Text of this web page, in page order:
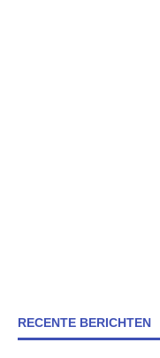
RECENTE BERICHTEN